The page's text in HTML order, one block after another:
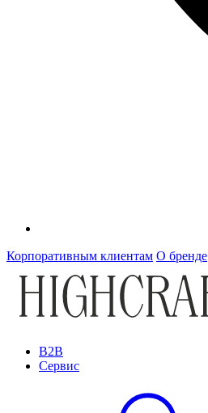
Корпоративным клиентам О бренде
B2B
Сервис